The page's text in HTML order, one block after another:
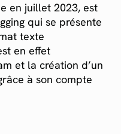
en juillet 2023, est
qui se présente
texte
en effet
et la création d’un
à son compte